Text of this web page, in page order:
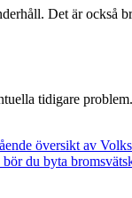
Det är också
tidigare
översikt av
du byta